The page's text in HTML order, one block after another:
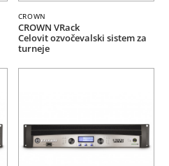
CROWN
CROWN VRack
Celovit ozvočevalski sistem za
turneje